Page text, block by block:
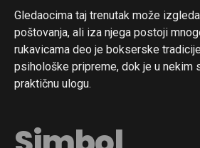
Gledaocima taj trenutak može
poštovanja, ali iza njega postoji
rukavicama deo je bokserske
psihološke pripreme, dok je u nekim
praktičnu ulogu.